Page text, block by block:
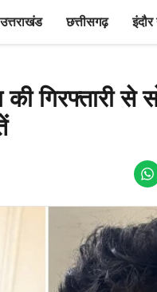
उत्तराखंड छत्तीसगढ़
गिरफ्तारी से